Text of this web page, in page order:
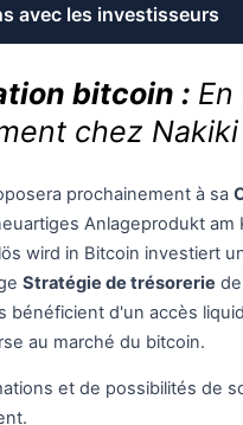
avec les investisseurs
bitcoin :
chez Nakiki
prochainement à sa
Anlageprodukt am
wird in Bitcoin investiert
Stratégie de trésorerie
bénéficient d'un accès
au marché du bitcoin.
et de possibilités de